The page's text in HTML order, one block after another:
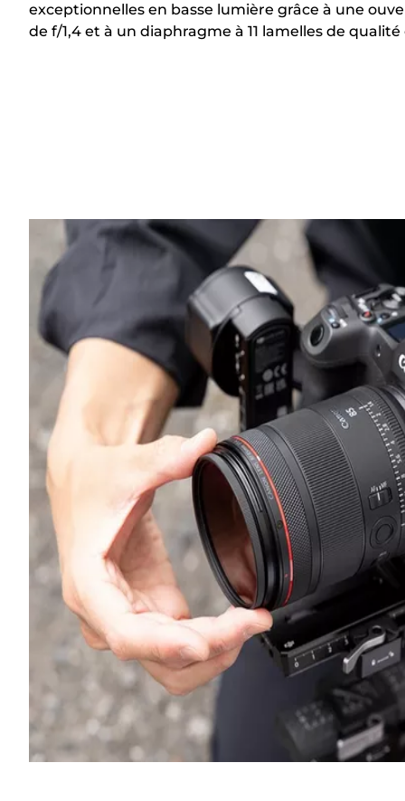
exceptionnelles en basse lumière grâce à une
de f/1,4 et à un diaphragme à 11 lamelles de